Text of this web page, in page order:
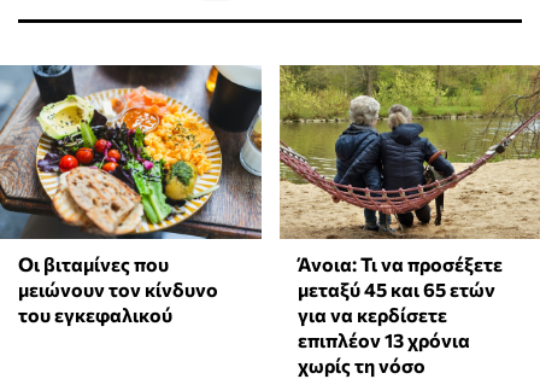
Οι βιταμίνες που
μειώνουν τον κίνδυνο
του εγκεφαλικού
Άνοια: Τι να προσέξετε
μεταξύ 45 και 65 ετών
για να κερδίσετε
επιπλέον 13 χρόνια
χωρίς τη νόσο